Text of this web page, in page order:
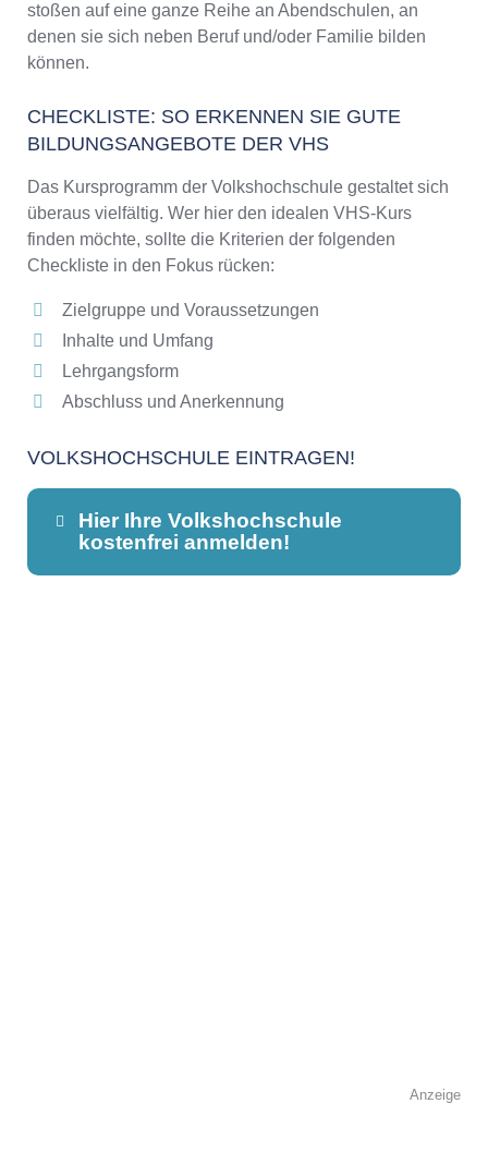
stoßen auf eine ganze Reihe an Abendschulen, an
denen sie sich neben Beruf und/oder Familie bilden
können.
CHECKLISTE: SO ERKENNEN SIE GUTE
BILDUNGSANGEBOTE DER VHS
Das Kursprogramm der Volkshochschule gestaltet sich
überaus vielfältig. Wer hier den idealen VHS-Kurs
finden möchte, sollte die Kriterien der folgenden
Checkliste in den Fokus rücken:
Zielgruppe und Voraussetzungen
Inhalte und Umfang
Lehrgangsform
Abschluss und Anerkennung
VOLKSHOCHSCHULE EINTRAGEN!
Hier Ihre Volkshochschule
kostenfrei anmelden!
Anzeige